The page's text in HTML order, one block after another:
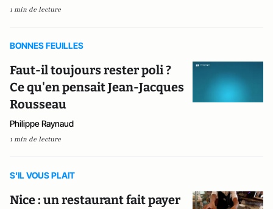
1 min de lecture
BONNES FEUILLES
Faut-il toujours rester poli ?
Ce qu'en pensait Jean-Jacques
Rousseau
Philippe Raynaud
1 min de lecture
S'IL VOUS PLAIT
Nice : un restaurant fait payer